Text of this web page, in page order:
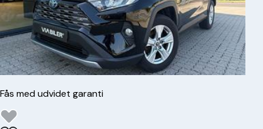
Fås med udvidet garanti